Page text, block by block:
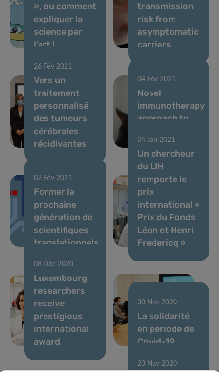
», ou comment
expliquer la
science par
l’art !
transmission
risk from
asymptomatic
carriers
26 Fév 2021
Vers un
traitement
personnalisé
des tumeurs
cérébrales
récidivantes
04 Fév 2021
Novel
immunotherapy
approach to
allergy
02 Fév 2021
Former la
prochaine
génération de
scientifiques
translationnels
04 Jan 2021
Un chercheur
du LIH
remporte le
prix
international «
Prix du Fonds
Léon et Henri
Fredericq »
08 Déc 2020
Luxembourg
researchers
receive
prestigious
international
award
30 Nov 2020
La solidarité
en période de
Covid-19
23 Nov 2020